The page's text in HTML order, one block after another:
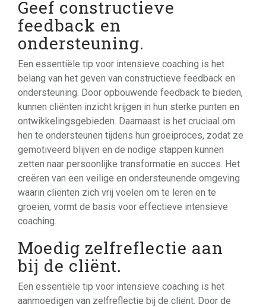
Geef constructieve
feedback en
ondersteuning.
Een essentiële tip voor intensieve coaching is het
belang van het geven van constructieve feedback en
ondersteuning. Door opbouwende feedback te bieden,
kunnen cliënten inzicht krijgen in hun sterke punten en
ontwikkelingsgebieden. Daarnaast is het cruciaal om
hen te ondersteunen tijdens hun groeiproces, zodat ze
gemotiveerd blijven en de nodige stappen kunnen
zetten naar persoonlijke transformatie en succes. Het
creëren van een veilige en ondersteunende omgeving
waarin cliënten zich vrij voelen om te leren en te
groeien, vormt de basis voor effectieve intensieve
coaching.
Moedig zelfreflectie aan
bij de cliënt.
Een essentiële tip voor intensieve coaching is het
aanmoedigen van zelfreflectie bij de cliënt. Door de